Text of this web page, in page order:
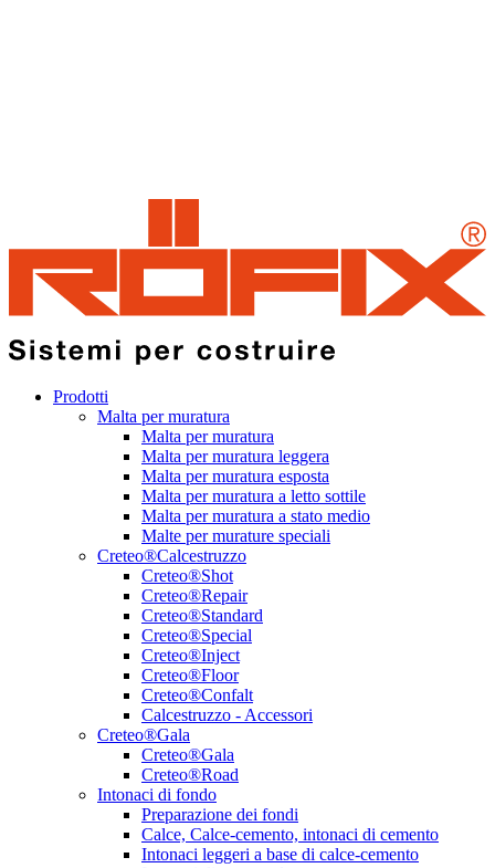
Prodotti
Malta per muratura
Malta per muratura
Malta per muratura leggera
Malta per muratura esposta
Malta per muratura a letto sottile
Malta per muratura a stato medio
Malte per murature speciali
Creteo®Calcestruzzo
Creteo®Shot
Creteo®Repair
Creteo®Standard
Creteo®Special
Creteo®Inject
Creteo®Floor
Creteo®Confalt
Calcestruzzo - Accessori
Creteo®Gala
Creteo®Gala
Creteo®Road
Intonaci di fondo
Preparazione dei fondi
Calce, Calce-cemento, intonaci di cemento
Intonaci leggeri a base di calce-cemento